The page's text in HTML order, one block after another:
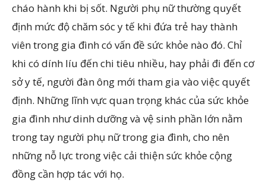
cháo hành khi bị sốt. Người phụ nữ thường quyết
định mức độ chăm sóc y tế khi đứa trẻ hay thành
viên trong gia đình có vấn đề sức khỏe nào đó. Chỉ
khi có dính líu đến chi tiêu nhiều, hay phải đi đến cơ
sở y tế, người đàn ông mới tham gia vào việc quyết
định. Những lĩnh vực quan trọng khác của sức khỏe
gia đình như dinh dưỡng và vệ sinh phần lớn nằm
trong tay người phụ nữ trong gia đình, cho nên
những nỗ lực trong việc cải thiện sức khỏe cộng
đồng cần hợp tác với họ.